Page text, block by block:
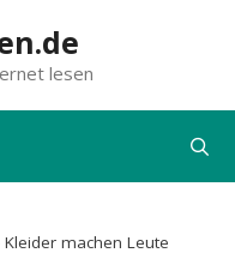
lesen
Kleider machen Leute